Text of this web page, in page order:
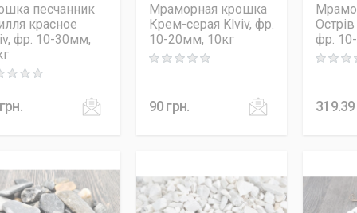
песчанник
красное
фр. 10-30мм,
0 out of 5
Мраморная крошка
Крем-серая Klviv, фр.
10-20мм, 10кг
Rating: 0 out of 5
90грн.
фр.
Rating:
319.39